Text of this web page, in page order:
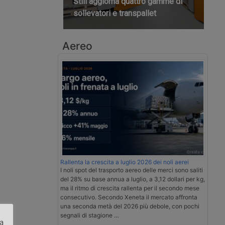
sollevatori e transpallet
Aereo
Rallenta la crescita a luglio 2026 dei noli aerei
I noli spot del trasporto aereo delle merci sono saliti
del 28% su base annua a luglio, a 3,12 dollari per kg,
ma il ritmo di crescita rallenta per il secondo mese
consecutivo. Secondo Xeneta il mercato affronta
una seconda metà del 2026 più debole, con pochi
segnali di stagione …